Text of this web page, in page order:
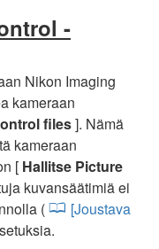
-
Nikon Imaging
kameraan
files]. Nämä
kameraan
[ Hallitse Picture
kuvansäätimiä ei
(
[Joustava